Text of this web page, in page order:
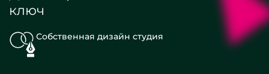
ключ
Собственная дизайн студия